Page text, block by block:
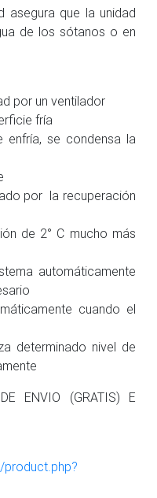
asegura que la unidad
de los sótanos o en
por un ventilador
fría
se condensa la
por la recuperación
de 2° C mucho más
automáticamente
cuando el
determinado nivel de
ENVIO (GRATIS) E